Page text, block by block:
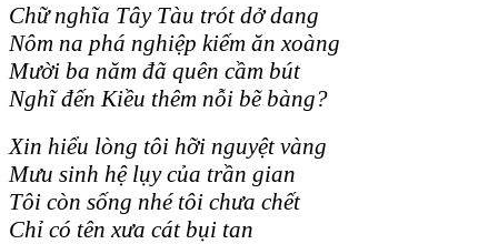
Chữ nghĩa Tây Tàu trót dở dang
Nôm na phá nghiệp kiếm ăn xoàng
Mười ba năm đã quên cầm bút
Nghĩ đến Kiều thêm nỗi bẽ bàng?
Xin hiểu lòng tôi hỡi nguyệt vàng
Mưu sinh hệ lụy của trần gian
Tôi còn sống nhé tôi chưa chết
Chỉ có tên xưa cát bụi tan